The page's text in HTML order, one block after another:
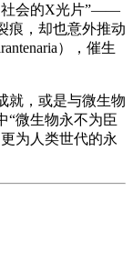
社会的X光片”——
痕，却也意外推动
），催生
就，或是与微生物
“微生物永不为臣
为人类世代的永